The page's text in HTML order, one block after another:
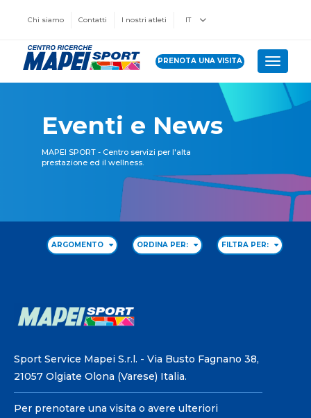
Chi siamo Contatti I nostri atleti IT
PRENOTA UNA VISITA Toggle
Eventi e News
MAPEI SPORT - Centro servizi per l'alta
prestazione ed il wellness.
ARGOMENTO ORDINA PER: FILTRA PER:
Sport Service Mapei S.r.l. - Via Busto Fagnano 38,
21057 Olgiate Olona (Varese) Italia.
Per prenotare una visita o avere ulteriori